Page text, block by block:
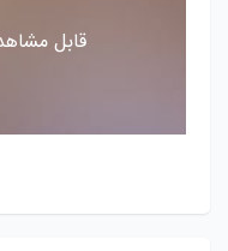
قابل